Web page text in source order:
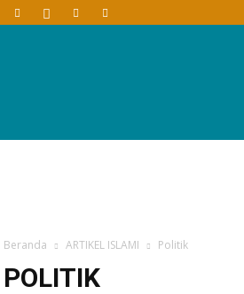
Beranda ARTIKEL ISLAMI Politik
POLITIK